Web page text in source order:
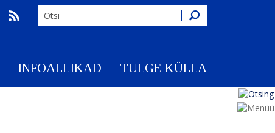
Otsing
INFOALLIKAD TULGE KÜLLA